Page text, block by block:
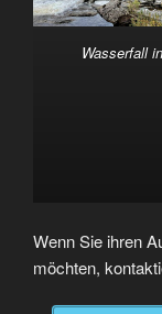
Wasserfall
Wenn Sie ihren
möchten,